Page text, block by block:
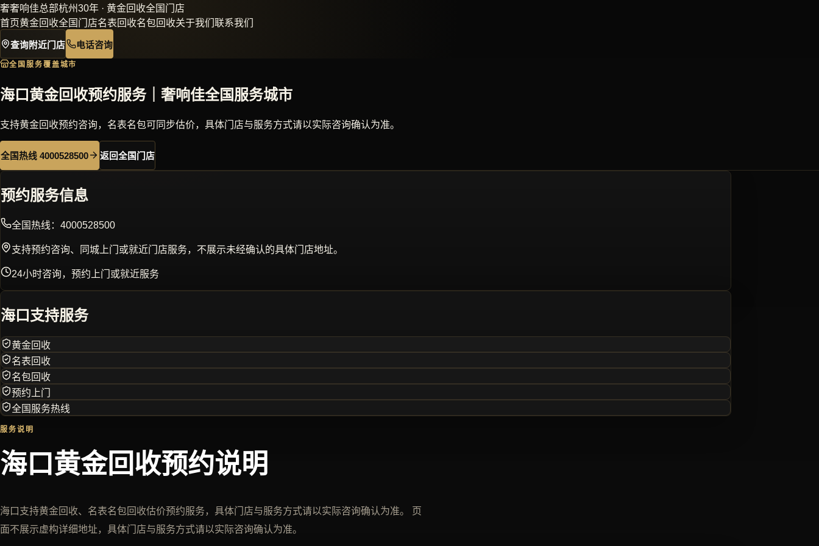
奢奢响佳总部杭州30年 · 黄金回收全国门店
首页黄金回收全国门店名表回收名包回收关于我们 联系我们
查询附近门店 电话咨询
全国服务覆盖城市
海口黄金回收预约服务｜奢响佳全国服务城市
支持黄金回收预约咨询，名表名包可同步估价，具体门店与服务方式请以实际咨询确认为准。
全国热线 4000528500 返回全国门店
预约服务信息
全国热线： 4000528500
支持预约咨询、同城上门或就近门店服务，不展示未经确认的具体门店地址。
24小时咨询，预约上门或就近服务
海口支持服务
黄金回收
名表回收
名包回收
预约上门
全国服务热线
服务说明
海口黄金回收预约说明
海口支持黄金回收、名表名包回收估价预约服务，具体门店与服务方式请以实际咨询确认为准。 页
面不展示虚构详细地址，具体门店与服务方式请以实际咨询确认为准。